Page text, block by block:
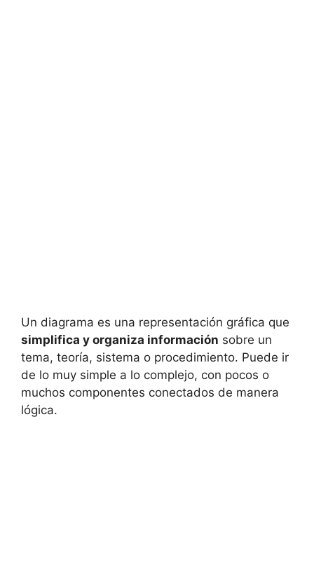
Un diagrama es una representación gráfica que
simplifica y organiza información sobre un
tema, teoría, sistema o procedimiento. Puede ir
de lo muy simple a lo complejo, con pocos o
muchos componentes conectados de manera
lógica.